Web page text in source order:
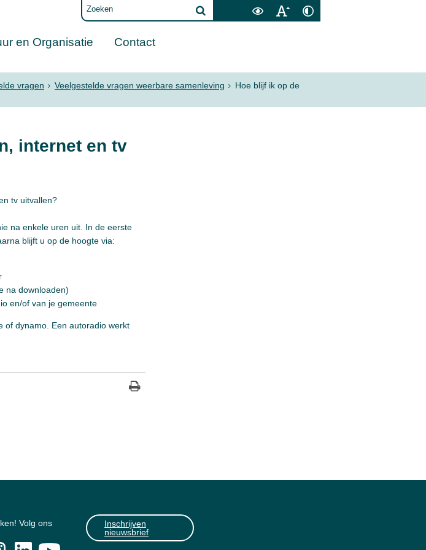
en Organisatie Contact
vragen Veelgestelde vragen weerbare samenleving
Hoe blijf ik op de
internet en tv
tv uitvallen?
na enkele uren uit. In de eerste
blijft u op de hoogte via:
na downloaden)
en/of van je gemeente
of dynamo. Een autoradio werkt
Volg ons
Inschrijven
nieuwsbrief